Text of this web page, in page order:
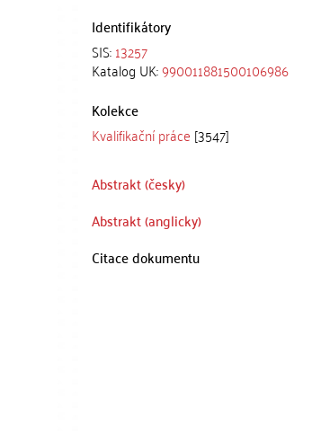
Identifikátory
SIS:13257
Katalog UK:990011881500106986
Kolekce
Kvalifikační práce [3547]
Abstrakt (česky)
Abstrakt (anglicky)
Citace dokumentu